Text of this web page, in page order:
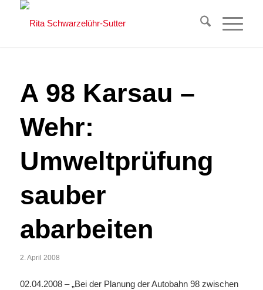
A 98 Karsau –
Wehr:
Umweltprüfung
sauber
abarbeiten
2. April 2008
02.04.2008 – „Bei der Planung der Autobahn 98 zwischen